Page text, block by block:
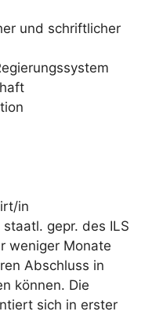
und schriftlicher
in
gepr. des ILS
weniger Monate
Abschluss in
können. Die
sich in erster